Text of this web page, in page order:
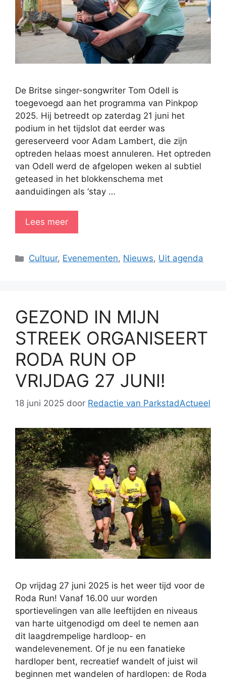
De Britse singer-songwriter Tom Odell is
toegevoegd aan het programma van Pinkpop
2025. Hij betreedt op zaterdag 21 juni het
podium in het tijdslot dat eerder was
gereserveerd voor Adam Lambert, die zijn
optreden helaas moest annuleren. Het optreden
van Odell werd de afgelopen weken al subtiel
geteased in het blokkenschema met
aanduidingen als ‘stay …
Lees meer
Categorieën
Cultuur, Evenementen, Nieuws, Uit agenda
GEZOND IN MIJN
STREEK ORGANISEERT
RODA RUN OP
VRIJDAG 27 JUNI!
18 juni 2025 door Redactie van ParkstadActueel
Op vrijdag 27 juni 2025 is het weer tijd voor de
Roda Run! Vanaf 16.00 uur worden
sportievelingen van alle leeftijden en niveaus
van harte uitgenodigd om deel te nemen aan
dit laagdrempelige hardloop- en
wandelevenement. Of je nu een fanatieke
hardloper bent, recreatief wandelt of juist wil
beginnen met wandelen of hardlopen: de Roda